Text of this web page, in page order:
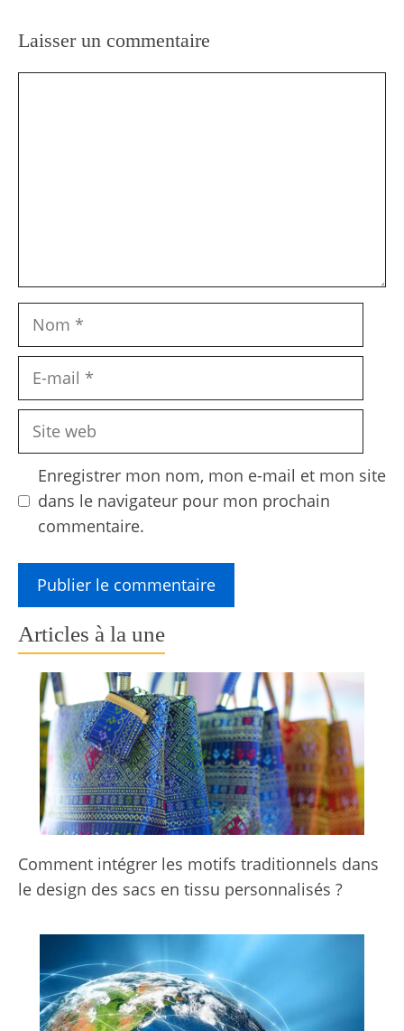
Laisser un commentaire
Nom
Site
Enregistrer mon nom, mon e-mail et mon site
dans le navigateur pour mon prochain
commentaire.
Articles à la une
Comment intégrer les motifs traditionnels dans
le design des sacs en tissu personnalisés ?